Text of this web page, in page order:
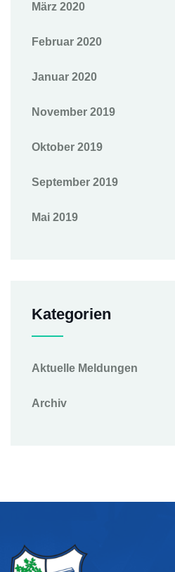
März 2020
Februar 2020
Januar 2020
November 2019
Oktober 2019
September 2019
Mai 2019
Kategorien
Aktuelle Meldungen
Archiv